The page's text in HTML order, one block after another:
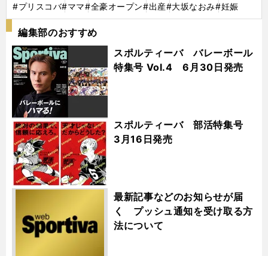
#プリスコバ#ママ#全豪オープン#出産#大坂なおみ#妊娠
編集部のおすすめ
スポルティーバ バレーボール
特集号 Vol.4 6月30日発売
スポルティーバ 部活特集号
3月16日発売
最新記事などのお知らせが届
く プッシュ通知を受け取る方
法について